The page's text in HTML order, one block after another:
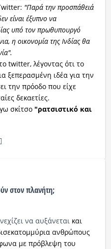
"Παρά την προσπάθειά
είναι έξυπνο να
υπό τον πρωθυπουργό
η οικονομία της Ινδίας θα
twitter, λέγοντας ότι το
ξεπερασμένη ιδέα για την
την πρόοδο που είχε
δεκαετίες.
σκίτσο "ρατσιστικό και
στον πλανήτη;
να αυξάνεταικαι
ανθρώπους
με πρόβλεψη του